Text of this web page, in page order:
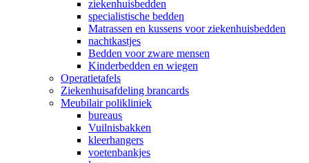
ziekenhuisbedden
specialistische bedden
Matrassen en kussens voor ziekenhuisbedden
nachtkastjes
Bedden voor zware mensen
Kinderbedden en wiegen
Operatietafels
Ziekenhuisafdeling brancards
Meubilair polikliniek
bureaus
Vuilnisbakken
kleerhangers
voetenbankjes